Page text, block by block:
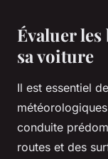
Évaluer
sa voiture
Il est essentiel
conduite
routes et des